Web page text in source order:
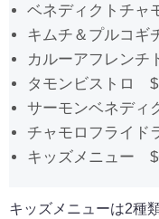
ベネディクトチ
キムチ＆プルコ
カルーアフレン
タモンビストロ
サーモンベネデ
チャモロフライド
キッズメニュー
キッズメニューは2種